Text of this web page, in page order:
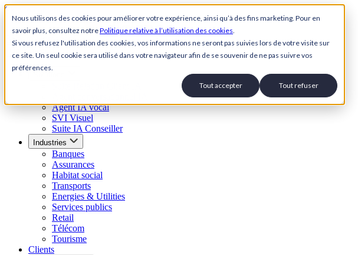
Nous utilisons des cookies pour améliorer votre expérience, ainsi qu’à des fins marketing. Pour en
savoir plus, consultez notrePolitique relative à l’utilisation des cookies.
Si vous refusez l'utilisation des cookies, vos informations ne seront pas suivies lors de votre visite sur
ce site. Un seul cookie sera utilisé dans votre navigateur afin de se souvenir de ne pas suivre vos
préférences.
Tout accepter Tout refuser
Skip to content
Back to Homepage
Open menu
Agent IA vocal
SVI Visuel
Suite IA Conseiller
Industries
Banques
Assurances
Habitat social
Transports
Energies & Utilities
Services publics
Retail
Télécom
Tourisme
Clients